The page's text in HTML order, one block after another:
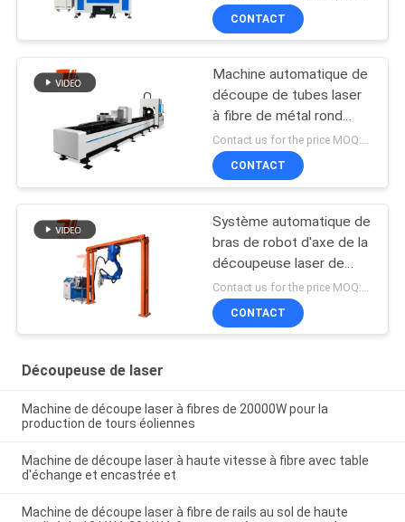
CONTACT
Machine automatique de
découpe de tubes laser
à fibre de métal rond
carré
Contact us for the price MOQ:1 jeu
CONTACT
Système automatique de
bras de robot d'axe de la
découpeuse laser de
fibre en métal 6
Contact us for the price MOQ:1 jeu
CONTACT
Découpeuse de laser
Machine de découpe laser à fibres de 20000W pour la
production de tours éoliennes
Machine de découpe laser à haute vitesse à fibre avec table
d'échange et encastrée et
Machine de découpe laser à fibre de rails au sol de haute